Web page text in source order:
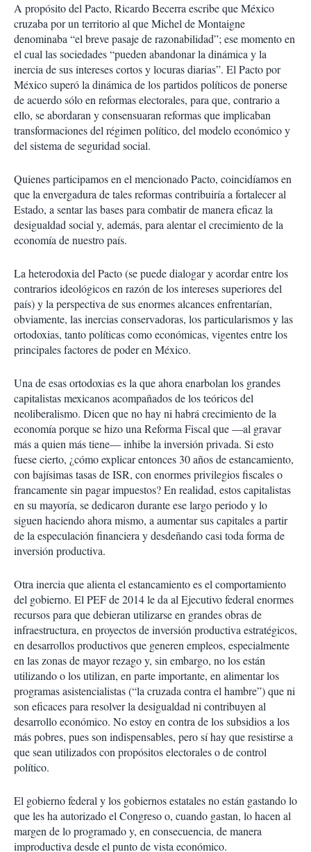
A propósito del Pacto, Ricardo Becerra escribe que México
cruzaba por un territorio al que Michel de Montaigne
denominaba “el breve pasaje de razonabilidad”; ese momento en
el cual las sociedades “pueden abandonar la dinámica y la
inercia de sus intereses cortos y locuras diarias”. El Pacto por
México superó la dinámica de los partidos políticos de ponerse
de acuerdo sólo en reformas electorales, para que, contrario a
ello, se abordaran y consensuaran reformas que implicaban
transformaciones del régimen político, del modelo económico y
del sistema de seguridad social.
Quienes participamos en el mencionado Pacto, coincidíamos en
que la envergadura de tales reformas contribuiría a fortalecer al
Estado, a sentar las bases para combatir de manera eficaz la
desigualdad social y, además, para alentar el crecimiento de la
economía de nuestro país.
La heterodoxia del Pacto (se puede dialogar y acordar entre los
contrarios ideológicos en razón de los intereses superiores del
país) y la perspectiva de sus enormes alcances enfrentarían,
obviamente, las inercias conservadoras, los particularismos y las
ortodoxias, tanto políticas como económicas, vigentes entre los
principales factores de poder en México.
Una de esas ortodoxias es la que ahora enarbolan los grandes
capitalistas mexicanos acompañados de los teóricos del
neoliberalismo. Dicen que no hay ni habrá crecimiento de la
economía porque se hizo una Reforma Fiscal que —al gravar
más a quien más tiene— inhibe la inversión privada. Si esto
fuese cierto, ¿cómo explicar entonces 30 años de estancamiento,
con bajísimas tasas de ISR, con enormes privilegios fiscales o
francamente sin pagar impuestos? En realidad, estos capitalistas
en su mayoría, se dedicaron durante ese largo periodo y lo
siguen haciendo ahora mismo, a aumentar sus capitales a partir
de la especulación financiera y desdeñando casi toda forma de
inversión productiva.
Otra inercia que alienta el estancamiento es el comportamiento
del gobierno. El PEF de 2014 le da al Ejecutivo federal enormes
recursos para que debieran utilizarse en grandes obras de
infraestructura, en proyectos de inversión productiva estratégicos,
en desarrollos productivos que generen empleos, especialmente
en las zonas de mayor rezago y, sin embargo, no los están
utilizando o los utilizan, en parte importante, en alimentar los
programas asistencialistas (“la cruzada contra el hambre”) que ni
son eficaces para resolver la desigualdad ni contribuyen al
desarrollo económico. No estoy en contra de los subsidios a los
más pobres, pues son indispensables, pero sí hay que resistirse a
que sean utilizados con propósitos electorales o de control
político.
El gobierno federal y los gobiernos estatales no están gastando lo
que les ha autorizado el Congreso o, cuando gastan, lo hacen al
margen de lo programado y, en consecuencia, de manera
improductiva desde el punto de vista económico.